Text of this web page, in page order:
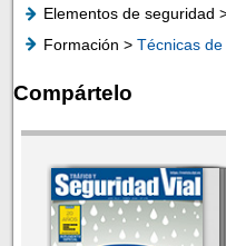
Elementos de seguridad
Formación >Técnicas
Compártelo